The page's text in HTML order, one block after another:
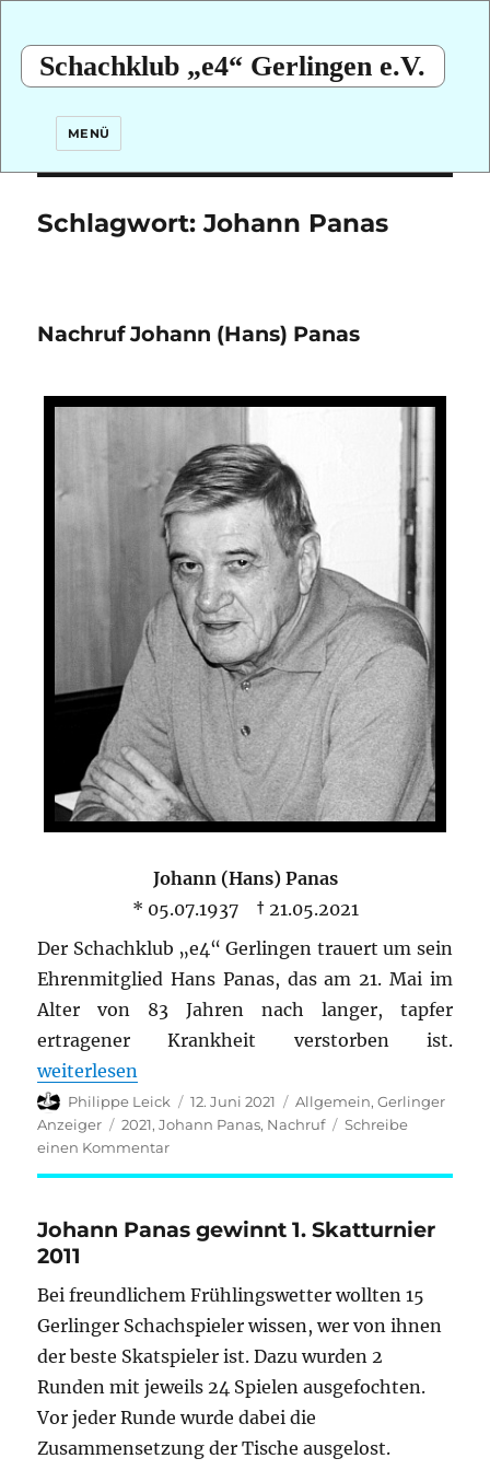
Schachklub „e4“ Gerlingen e.V.
MENÜ
Schlagwort:Johann Panas
Nachruf Johann (Hans) Panas
Johann (Hans) Panas
* 05.07.1937 † 21.05.2021
Der Schachklub „e4“ Gerlingen trauert um sein
Ehrenmitglied Hans Panas, das am 21. Mai im
Alter von 83 Jahren nach langer, tapfer
ertragener Krankheit verstorben ist.
„Nachruf Johann (Hans) Panas“
weiterlesen
Autor
Philippe Leick
Veröffentlicht
am
12. Juni 2021 Kategorien
Allgemein,Gerlinger
Anzeiger
Schlagwörter
2021,Johann Panas, Nachruf
Schreibe
einen Kommentarzu
Panas
Johann Panas gewinnt 1. Skatturnier
2011
Bei freundlichem Frühlingswetter wollten 15
Gerlinger Schachspieler wissen, wer von ihnen
der beste Skatspieler ist. Dazu wurden 2
Runden mit jeweils 24 Spielen ausgefochten.
Vor jeder Runde wurde dabei die
Zusammensetzung der Tische ausgelost.